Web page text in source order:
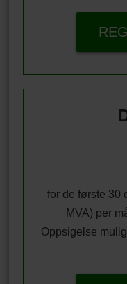
for de første 30
MVA) per
Oppsigelse